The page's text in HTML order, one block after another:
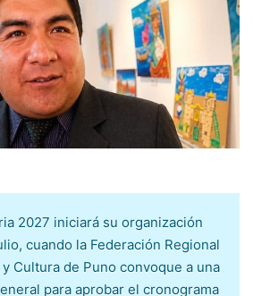
2027 iniciará su organización
cuando la Federación Regional
Cultura de Puno convoque a una
para aprobar el cronograma